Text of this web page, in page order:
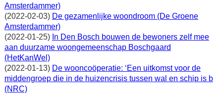
Amsterdammer)
(2022-02-03) De gezamenlijke woondroom (De Groene
Amsterdammer)
(2022-01-25) In Den Bosch bouwen de bewoners zelf mee
aan duurzame woongemeenschap Boschgaard
(HetKanWel)
(2022-01-13) De wooncoöperatie: ‘Een uitkomst voor de
middengroep die in de huizencrisis tussen wal en schip is b
(NRC)